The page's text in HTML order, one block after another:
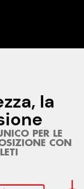
la
PER LE
CON